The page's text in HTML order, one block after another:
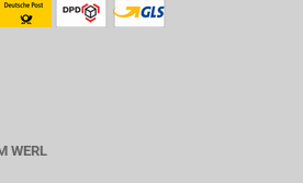
WERL